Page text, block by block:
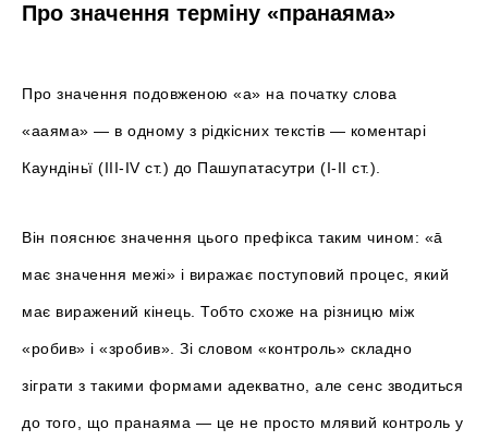
Про значення терміну «пранаяма»
Про значення подовженою «а» на початку слова
«ааяма» — в одному з рідкісних текстів — коментарі
Каундіньї (III-IV ст.) до Пашупатасутри (I-II ст.).
Він пояснює значення цього префікса таким чином: «ā
має значення межі» і виражає поступовий процес, який
має виражений кінець. Тобто схоже на різницю між
«робив» і «зробив». Зі словом «контроль» складно
зіграти з такими формами адекватно, але сенс зводиться
до того, що пранаяма — це не просто млявий контроль у